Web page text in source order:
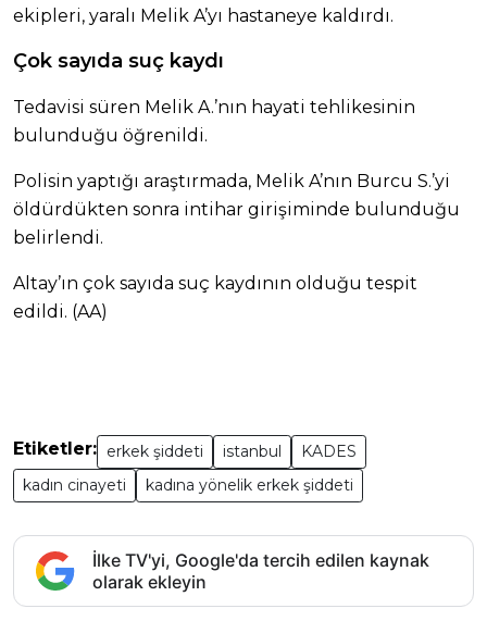
ekipleri, yaralı Melik A’yı hastaneye kaldırdı.
Çok sayıda suç kaydı
Tedavisi süren Melik A.’nın hayati tehlikesinin
bulunduğu öğrenildi.
Polisin yaptığı araştırmada, Melik A’nın Burcu S.’yi
öldürdükten sonra intihar girişiminde bulunduğu
belirlendi.
Altay’ın çok sayıda suç kaydının olduğu tespit
edildi. (AA)
Etiketler: erkek şiddeti istanbul
KADES
kadın cinayeti
kadına yönelik erkek şiddeti
İlke TV'yi, Google'da tercih edilen kaynak
olarak ekleyin